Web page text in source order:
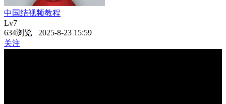
中国结视频教程
Lv7
634浏览 2025-8-23 15:59
关注